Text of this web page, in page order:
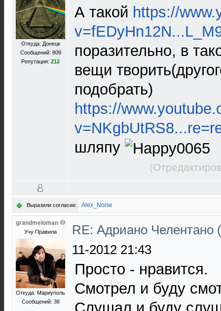
Откуда: Донецк
Сообщений: 809
Репутация: 212
А такой https://
поразительно, в
вещи
подобрать)
https://
шляпу
Выразили согласие: Alex_Noise
grandmeloman
Учу Правила
Откуда: Мариуполь
Сообщений: 38
RE: Адриано Челентано
11-2012 21:43
Просто - нравится.
Смотрел и буду